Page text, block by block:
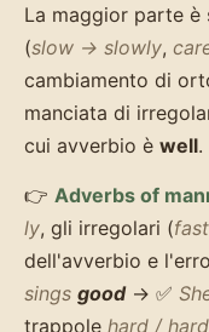
La maggior parte
(slow → slowly,
cambiamento di
manciata di
cui avverbio è well.
👉 Adverbs of
ly, gli irregolari (fast
dell'avverbio e
sings good→ ✅
trappole hard /